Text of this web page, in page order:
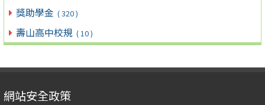
獎助學金 ( 320 )
壽山高中校規 ( 10 )
網站安全政策